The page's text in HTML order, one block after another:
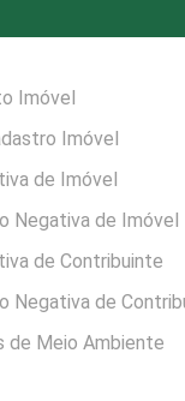
Imóvel
Imóvel
de Imóvel
Negativa de Imóvel
de Contribuinte
Negativa de
de Meio Ambiente